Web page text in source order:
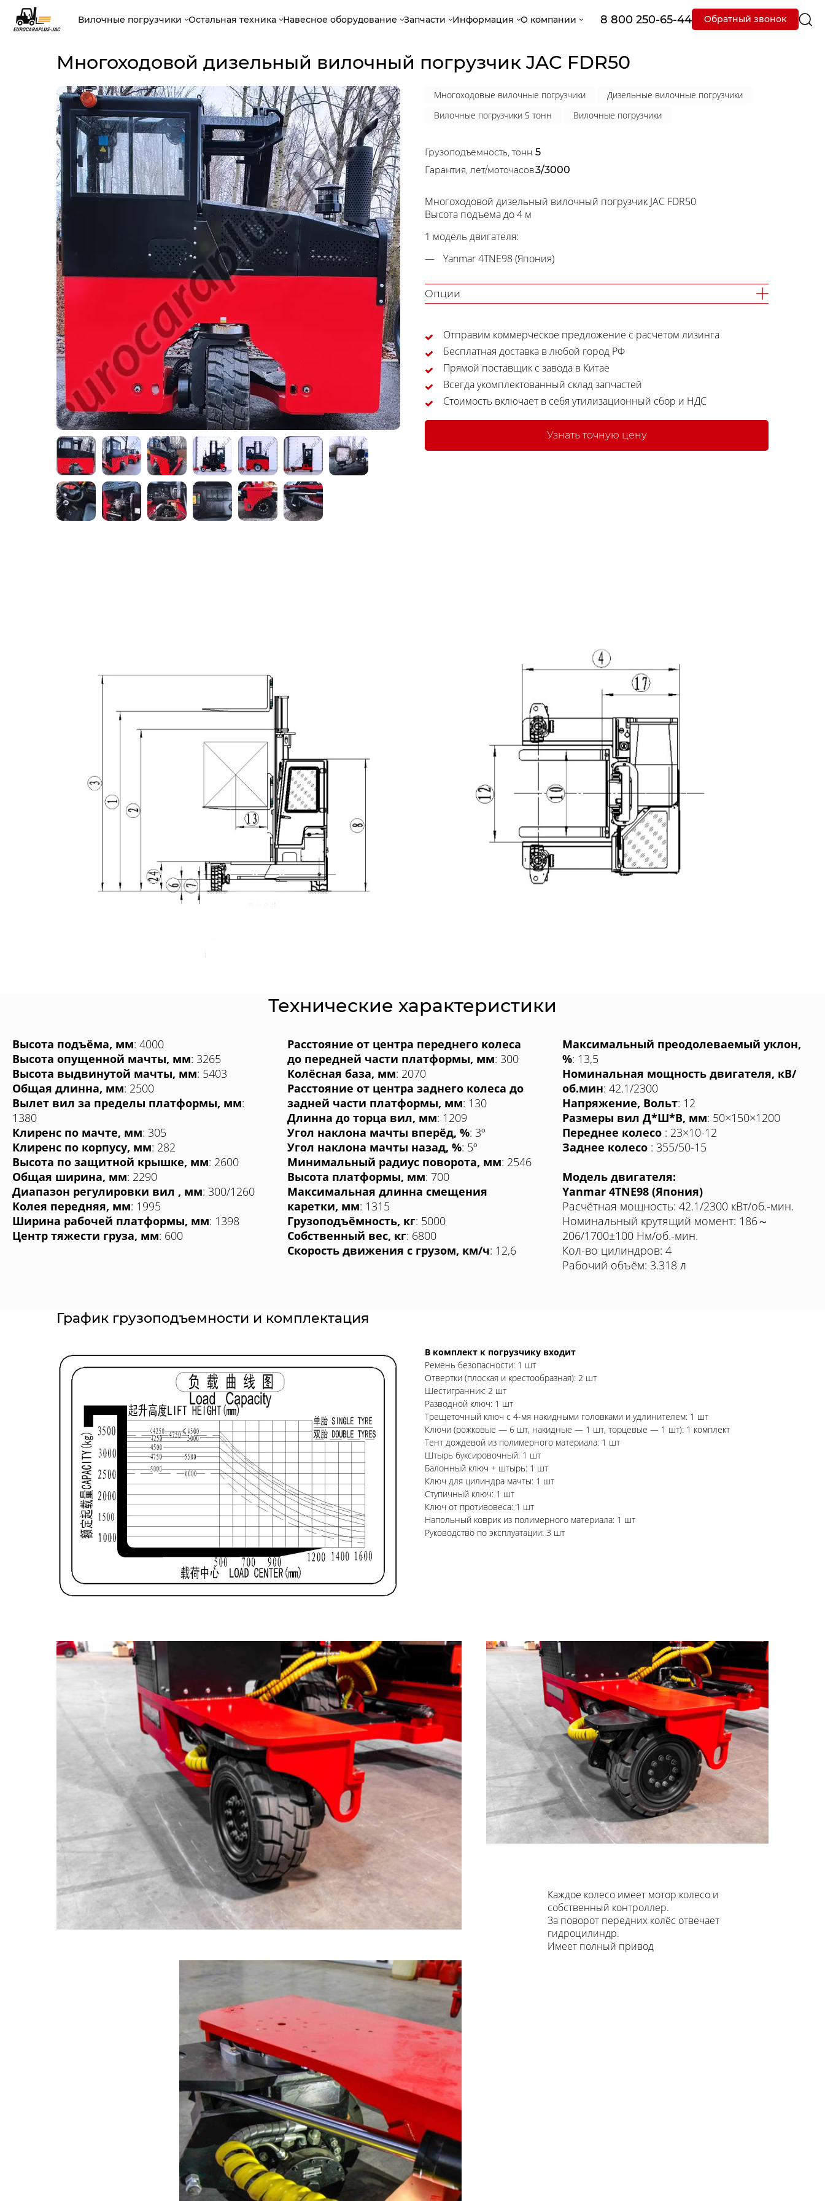
Вилочные погрузчики Остальная техника Навесное оборудование Запчасти Информация О компании 8 800 250-65-44 Обратный звонок
Многоходовой дизельный вилочный погрузчик JAC FDR50
Многоходовые вилочные погрузчики
Дизельные вилочные погрузчики
Вилочные погрузчики 5 тонн
Вилочные погрузчики
Грузоподъемность, тонн 5
Гарантия, лет/моточасов3/3000
Многоходовой дизельный вилочный погрузчик JAC FDR50
Высота подъема до 4 м
1 модель двигателя:
Yanmar 4TNE98 (Япония)
Опции
Отправим коммерческое предложение с расчетом лизинга
Бесплатная доставка в любой город РФ
Прямой поставщик с завода в Китае
Всегда укомплектованный склад запчастей
Стоимость включает в себя утилизационный сбор и НДС
Узнать точную цену
Технические характеристики
Высота подъёма, мм: 4000
Высота опущенной мачты, мм: 3265
Высота выдвинутой мачты, мм: 5403
Общая длинна, мм: 2500
Вылет вил за пределы платформы, мм:
1380
Клиренс по мачте, мм: 305
Клиренс по корпусу, мм: 282
Высота по защитной крышке, мм: 2600
Общая ширина, мм: 2290
Диапазон регулировки вил , мм: 300/1260
Колея передняя, мм: 1995
Ширина рабочей платформы, мм: 1398
Центр тяжести груза, мм: 600
Расстояние от центра переднего колеса
до передней части платформы, мм: 300
Колёсная база, мм: 2070
Расстояние от центра заднего колеса до
задней части платформы, мм: 130
Длинна до торца вил, мм: 1209
Угол наклона мачты вперёд, %: 3º
Угол наклона мачты назад, %: 5º
Минимальный радиус поворота, мм: 2546
Высота платформы, мм: 700
Максимальная длинна смещения
каретки, мм: 1315
Грузоподъёмность, кг: 5000
Собственный вес, кг: 6800
Скорость движения с грузом, км/ч: 12,6
Максимальный преодолеваемый уклон,
%: 13,5
Номинальная мощность двигателя, кВ/
об.мин: 42.1/2300
Напряжение, Вольт: 12
Размеры вил Д*Ш*В, мм: 50×150×1200
Переднее колесо : 23×10-12
Заднее колесо : 355/50-15
Модель двигателя:
Yanmar 4TNE98 (Япония)
Расчётная мощность: 42.1/2300 кВт/об.-мин.
Номинальный крутящий момент: 186～
206/1700±100 Нм/об.-мин.
Кол-во цилиндров: 4
Рабочий объём: 3.318 л
График грузоподъемности и комплектация
В комплект к погрузчику входит
Ремень безопасности: 1 шт
Отвертки (плоская и крестообразная): 2 шт
Шестигранник: 2 шт
Разводной ключ: 1 шт
Трещеточный ключ с 4-мя накидными головками и удлинителем: 1 шт
Ключи (рожковые — 6 шт, накидные — 1 шт, торцевые — 1 шт): 1 комплект
Тент дождевой из полимерного материала: 1 шт
Штырь буксировочный: 1 шт
Балонный ключ + штырь: 1 шт
Ключ для цилиндра мачты: 1 шт
Ступичный ключ: 1 шт
Ключ от противовеса: 1 шт
Напольный коврик из полимерного материала: 1 шт
Руководство по эксплуатации: 3 шт
Каждое колесо имеет мотор колесо и
собственный контроллер.
За поворот передних колёс отвечает
гидроцилиндр.
Имеет полный привод